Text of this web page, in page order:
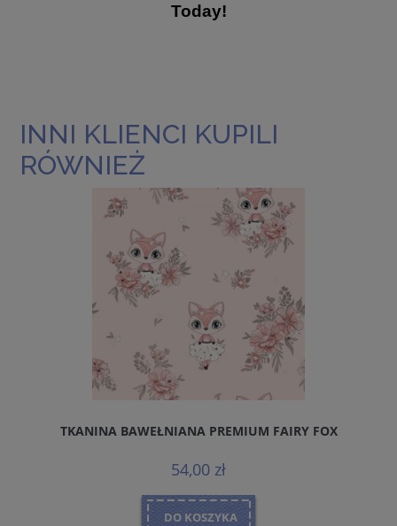
Today!
INNI KLIENCI KUPILI
RÓWNIEŻ
TKANINA BAWEŁNIANA PREMIUM FAIRY FOX
54,00 zł
DO KOSZYKA